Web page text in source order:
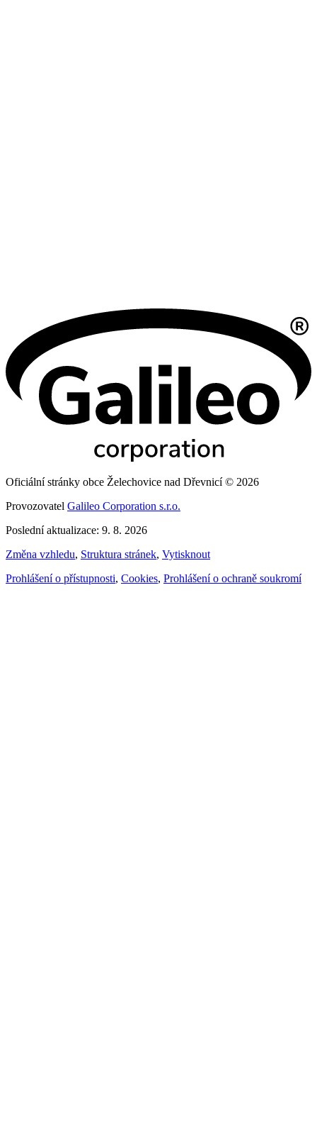
Oficiální stránky obce Želechovice nad Dřevnicí © 2026
Provozovatel Galileo Corporation s.r.o.
Poslední aktualizace: 9. 8. 2026
Změna vzhledu, Struktura stránek, Vytisknout
Prohlášení o přístupnosti, Cookies, Prohlášení o ochraně soukromí